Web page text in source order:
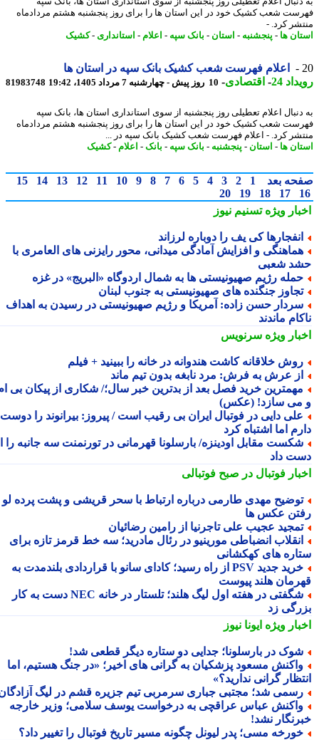
شعب کشیک خود در این استان ها را برای روز پنجشنبه هشتم مردادماه
کرد. -
ها- پنجشنبه-استان-بانک سپه -اعلام -استانداری- کشیک
اعلام فهرست شعب کشیک بانک سپه در استان ها
24
-اقتصادی-10 روز پیش - چهارشنبه 7 مرداد 1405، 19:42 81983748
اعلام تعطیلی روز پنجشنبه از سوی استانداری استان ها، بانک سپه
شعب کشیک خود در این استان ها را برای روز پنجشنبه هشتم مردادماه
کرد. - اعلام فهرست شعب کشیک بانک سپه در ...
ها- استان-پنجشنبه-بانک سپه -بانک -اعلام -کشیک
بعد 1
2
3
4
5
6
7
8
9
10
11
12
13
14
15
17
18
19
20
ویژهتسنیم نیوز
کی یف را دوباره لرزاند
و افزایش آمادگی میدانی، محور رایزنی های العامری با
شعبی
رژیم صهیونیستی ها به شمال اردوگاه «البریج» در غزه
جنگنده های صهیونیستی به جنوب لبنان
حسن زاده: آمریکا و رژیم صهیونیستی در رسیدن به اهداف
ماندند
ویژهسرنویس
خلاقانه کاشت هندوانه در خانه را ببینید + فیلم
عرش به فرش: مرد نابغه بدون تیم ماند
خرید فصل بعد از بدترین خبر سال؛/ شکاری از پیکان بی ام
سازد! (عکس)
دایی در فوتبال ایران بی رقیب است / پیروز: بیرانوند را دوست
اما اشتباه کرد
مقابل اودینزه/ بارسلونا قهرمانی در تورنمنت سه جانبه را از
داد
فوتبال در صبح فوتبالی
مهدی طارمی درباره ارتباط با سحر قریشی و پشت پرده لو
عکس ها
عجیب علی تاجرنیا از رامین رضائیان
انضباطی مورینیو در رئال مادرید؛ سه خط قرمز تازه برای
های کهکشانی
خرید جدید PSV از راه رسید؛ کادای سانو با قراردادی بلندمدت به
هلند پیوست
شگفتی در هفته اول لیگ هلند؛ تلستار در خانه NEC دست به کار
زد
ویژهایونا نیوز
در بارسلونا؛ جدایی دو ستاره دیگر قطعی شد!
مسعود پزشکیان به گرانی های اخیر؛ «در جنگ هستیم، اما
گرانی ندارید؟»
شد؛ مجتبی جباری سرمربی تیم جزیره قشم در لیگ آزادگان!
عباس عراقچی به درخواست یوسف سلامی؛ وزیر خارجه
نشد!
مسی؛ پدر لیونل چگونه مسیر تاریخ فوتبال را تغییر داد؟